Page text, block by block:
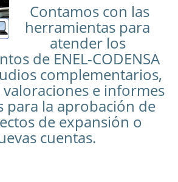
Contamos con las
herramientas para
atender los
de ENEL-CODENSA
complementarios,
e informes
para la aprobación de
de expansión o
cuentas.